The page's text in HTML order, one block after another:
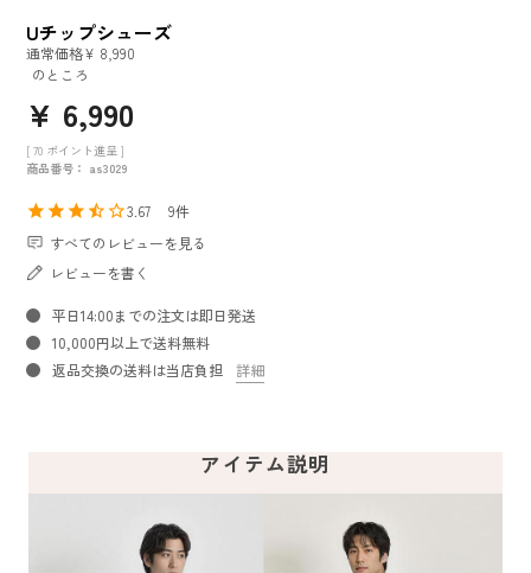
Uチップシューズ
通常価格¥ 8,990
のところ
¥ 6,990
[ 70 ポイント進呈 ]
商品番号
as3029
3.67
9
すべてのレビューを見る
レビューを書く
平日14:00までの注文は即日発送
10,000円以上で送料無料
返品交換の送料は当店負担
詳細
アイテム説明